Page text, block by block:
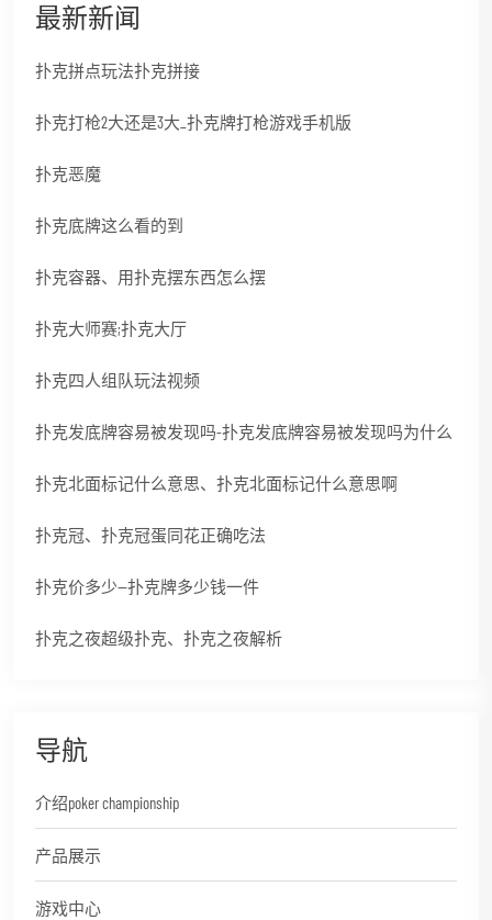
最新新闻
扑克拼点玩法扑克拼接
扑克打枪2大还是3大_扑克牌打枪游戏手机版
扑克恶魔
扑克底牌这么看的到
扑克容器、用扑克摆东西怎么摆
扑克大师赛;扑克大厅
扑克四人组队玩法视频
扑克发底牌容易被发现吗-扑克发底牌容易被发现吗为什么
扑克北面标记什么意思、扑克北面标记什么意思啊
扑克冠、扑克冠蛋同花正确吃法
扑克价多少—扑克牌多少钱一件
扑克之夜超级扑克、扑克之夜解析
导航
介绍poker championship
产品展示
游戏中心